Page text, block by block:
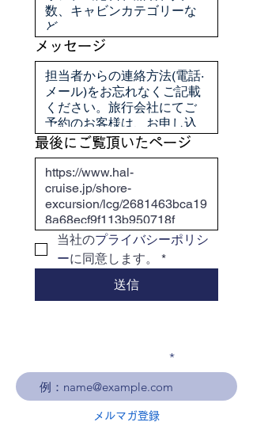
メッセージ
最後にご覧頂いたページ
当社のプライバシーポリシ
ーに同意します。
*
送信
メルマガ登録